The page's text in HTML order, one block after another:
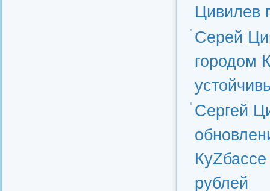
Цивилев
Серей
городом
Сергей
рублей